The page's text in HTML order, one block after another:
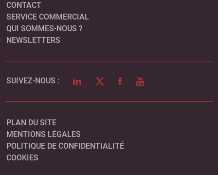
CONTACT
SERVICE COMMERCIAL
QUI SOMMES-NOUS ?
NEWSLETTERS
SUIVEZ-NOUS : LINKEDINTWITTERFACEBOOK
YOUTUBE
PLAN DU SITE
MENTIONS LÉGALES
POLITIQUE DE CONFIDENTIALITÉ
COOKIES